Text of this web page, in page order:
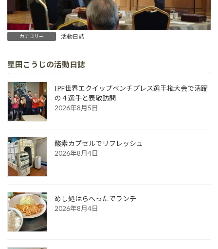
カテゴリー 活動日誌
星田こうじの活動日誌
IPF世界エクイップベンチプレス選手権大会で活躍
の４選手と表敬訪問
2026年8月5日
酸素カプセルでリフレッシュ
2026年8月4日
めし処はらへったでランチ
2026年8月4日